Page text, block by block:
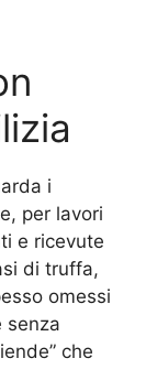
i
per lavori
e ricevute
di truffa,
omessi
senza
che